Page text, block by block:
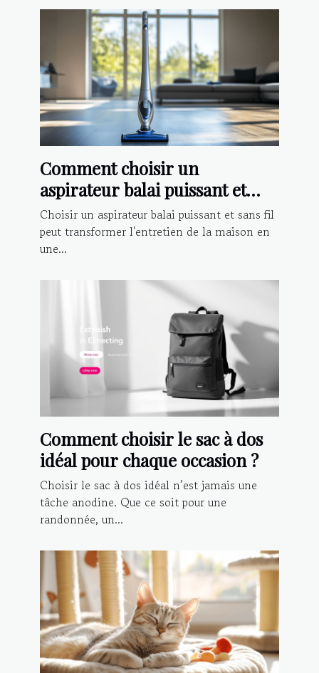
Comment choisir un
aspirateur balai puissant et
sans fil ?
Choisir un aspirateur balai puissant et sans fil
peut transformer l'entretien de la maison en
une...
Comment choisir le sac à dos
idéal pour chaque occasion ?
Choisir le sac à dos idéal n’est jamais une
tâche anodine. Que ce soit pour une
randonnée, un...